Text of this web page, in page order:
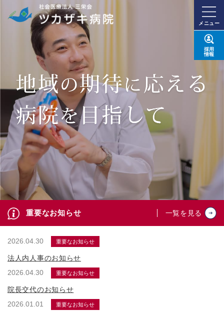
メニュー
採用
情報
重要なお知らせ 一覧を見る
2026.04.30 重要なお知らせ
法人内人事のお知らせ
2026.04.30
重要なお知らせ
院長交代のお知らせ
2026.01.01
重要なお知らせ